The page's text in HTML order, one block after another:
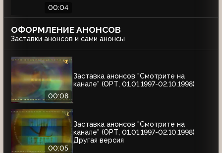
00:04
ОФОРМЛЕНИЕ АНОНСОВ
Заставки анонсов и сами анонсы
00:08
Заставка анонсов "Смотрите на
канале" (ОРТ, 01.01.1997-02.10.1998)
00:05
Заставка анонсов "Смотрите на
канале" (ОРТ, 01.01.1997-02.10.1998)
Другая версия